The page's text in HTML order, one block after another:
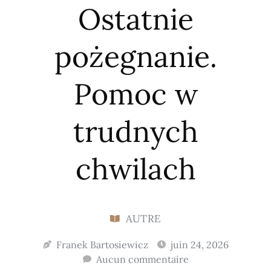
Ostatnie
pożegnanie.
Pomoc w
trudnych
chwilach
AUTRE
Franek Bartosiewicz
juin 24, 2026
Aucun commentaire